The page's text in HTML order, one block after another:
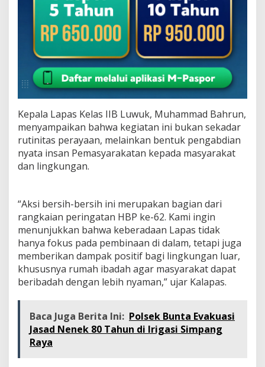
Kepala Lapas Kelas IIB Luwuk, Muhammad Bahrun,
menyampaikan bahwa kegiatan ini bukan sekadar
rutinitas perayaan, melainkan bentuk pengabdian
nyata insan Pemasyarakatan kepada masyarakat
dan lingkungan.
“Aksi bersih-bersih ini merupakan bagian dari
rangkaian peringatan HBP ke-62. Kami ingin
menunjukkan bahwa keberadaan Lapas tidak
hanya fokus pada pembinaan di dalam, tetapi juga
memberikan dampak positif bagi lingkungan luar,
khususnya rumah ibadah agar masyarakat dapat
beribadah dengan lebih nyaman,” ujar Kalapas.
Baca Juga Berita Ini: Polsek Bunta Evakuasi
Jasad Nenek 80 Tahun di Irigasi Simpang
Raya